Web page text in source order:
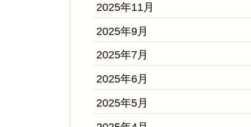
2025年11月
2025年9月
2025年7月
2025年6月
2025年5月